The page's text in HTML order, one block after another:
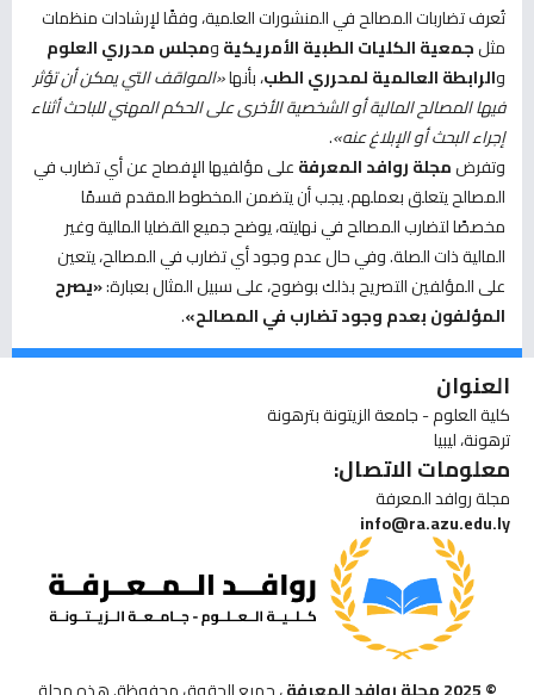
تُعرف تضاربات المصالح في المنشورات العلمية، وفقًا لإرشادات منظمات
مثلجمعية الكليات الطبية الأمريكيةومجلس محرري العلوم
والرابطة العالمية لمحرري الطب، بأنها«المواقف التي يمكن أن تؤثر
فيها المصالح المالية أو الشخصية الأخرى على الحكم المهني للباحث أثناء
إجراء البحث أو الإبلاغ عنه».
وتفرضمجلة روافد المعرفةعلى مؤلفيها الإفصاح عن أي تضارب في
المصالح يتعلق بعملهم. يجب أن يتضمن المخطوط المقدم قسمًا
مخصصًا لتضارب المصالح في نهايته، يوضح جميع القضايا المالية وغير
المالية ذات الصلة. وفي حال عدم وجود أي تضارب في المصالح، يتعين
على المؤلفين التصريح بذلك بوضوح، على سبيل المثال بعبارة:«يصرح
المؤلفون بعدم وجود تضارب في المصالح».
العنوان
كلية العلوم - جامعة الزيتونة بترهونة
ترهونة، ليبيا
معلومات الاتصال:
مجلة روافد المعرفة
info@ra.azu.edu.ly